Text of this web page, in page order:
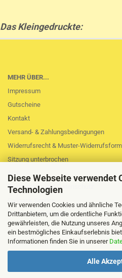
Diese Webseite verwendet
Technologien
Wir verwenden Cookies und ähnliche
Drittanbietern, um die ordentliche
gewährleisten, die Nutzung unseres
ein bestmögliches Einkaufserlebnis
Informationen finden Sie in unserer
Alle
Das Kleingedruckte:
MEHR ÜBER...
Impressum
Gutscheine
Kontakt
Versand- & Zahlungsbedingungen
Widerrufsrecht & Muster-
Sitzung unterbrochen
AGB
Privatsphäre und Datenschutz
Callback Service
Cookie Einstellungen